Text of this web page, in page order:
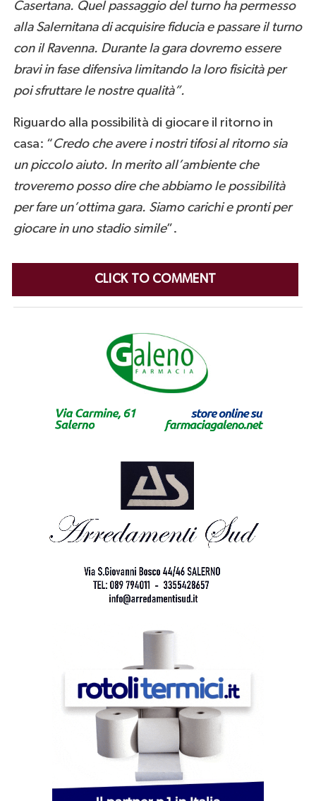
Casertana. Quel passaggio del turno ha permesso
alla Salernitana di acquisire fiducia e passare il turno
con il Ravenna. Durante la gara dovremo essere
bravi in fase difensiva limitando la loro fisicità per
poi sfruttare le nostre qualità”.
Riguardo alla possibilità di giocare il ritorno in
casa: “Credo che avere i nostri tifosi al ritorno sia
un piccolo aiuto. In merito all’ambiente che
troveremo posso dire che abbiamo le possibilità
per fare un’ottima gara. Siamo carichi e pronti per
giocare in uno stadio simile”.
CLICK TO COMMENT